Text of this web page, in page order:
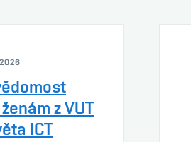
z VUT
ICT